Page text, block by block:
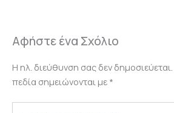
Αφήστε ένα Σχόλιο
Η ηλ. διεύθυνση σας δεν δημοσιεύεται.
πεδία σημειώνονται με *